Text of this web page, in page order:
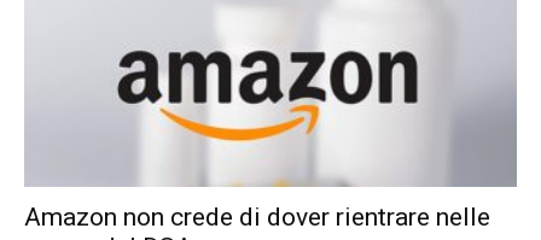
Amazon non crede di dover rientrare nelle